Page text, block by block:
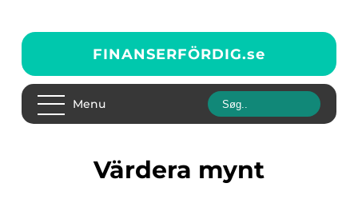
FINANSERFÖRDIG.se
Menu
värdera mynt